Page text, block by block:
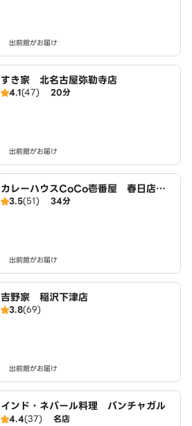
出前館がお届け
すき家 北名古屋弥勒寺店
4.1(47) 20分
出前館がお届け
カレーハウスCoCo壱番屋 春日店（S
D）
3.5(51) 34分
出前館がお届け
吉野家 稲沢下津店
3.8(69)
出前館がお届け
インド・ネパール料理 バンチャガル
4.4(37) 名店